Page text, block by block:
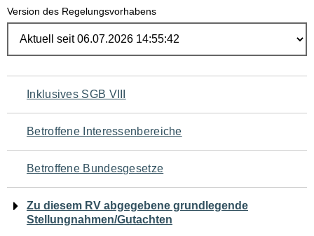
Version des Regelungsvorhabens
Navigation
für
den
Seiteninhalt
Inklusives SGB VIII
Betroffene Interessenbereiche
Betroffene Bundesgesetze
Zu diesem RV abgegebene grundlegende
Stellungnahmen/Gutachten